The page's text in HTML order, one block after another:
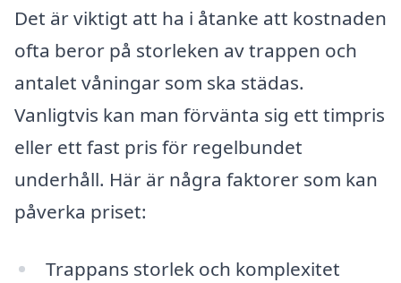
Det är viktigt att ha i åtanke att kostnaden
ofta beror på storleken av trappen och
antalet våningar som ska städas.
Vanligtvis kan man förvänta sig ett timpris
eller ett fast pris för regelbundet
underhåll. Här är några faktorer som kan
påverka priset:
Trappans storlek och komplexitet